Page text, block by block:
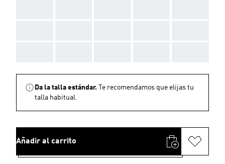
Da la talla estándar.
Te recomendamos que elijas tu
talla habitual.
Añadir al carrito